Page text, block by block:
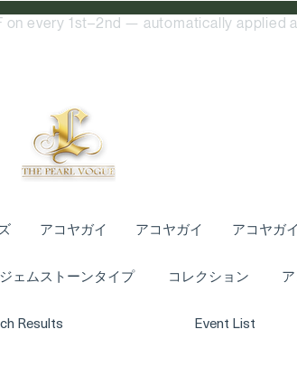
on every 1st–2nd — automatically applied
アコヤガイ アコヤガイ アコヤガイ
ジェムストーンタイプ コレクション
Results Event List